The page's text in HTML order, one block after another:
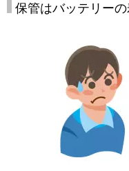
保管はバッテリー